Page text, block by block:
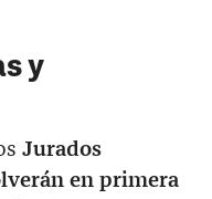
y
Jurados
en primera